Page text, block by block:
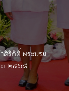
าสิริกิติ์ พระบรม
ม ๒๕๖๘